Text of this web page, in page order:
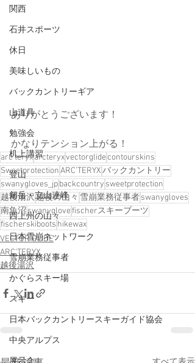
関西
石井スポーツ
休日
美味しいもの
バックカントリーギア
山道具
勉強会
机上講習
登山
剱岳・立山連峰
西上州の山々
日本雪崩ネットワーク
雪崩業務従事者
かぐらスキー場
スキー
日本バックカントリースキーガイド協会
中央アルプス
ありがとうございます！
かなりテンション上がる！
arc'teryxarcteryxvectorglidecontourskins
SweetprotectionARC’TERYXバックカントリー
swanygloves_jpbackcountry sweetprotection
越後湯沢越後の山々 雪崩業務従事者swanygloves
南魚沼 swanyglovefischerスキーブーツ
fischerskiboots hikewax
VECTOR GLIDE
ARC'TERYX
越後湯沢